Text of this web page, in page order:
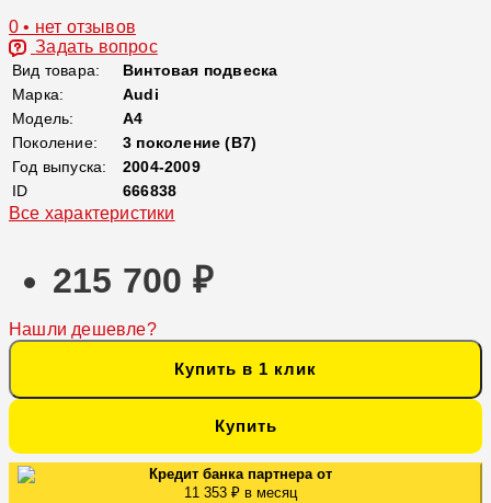
0 • нет отзывов
Задать вопрос
Вид товара:
Винтовая подвеска
Марка:
Audi
Модель:
A4
Поколение:
3 поколение (B7)
Год выпуска:
2004-2009
ID
666838
Все характеристики
215 700 ₽
Нашли дешевле?
Купить в 1 клик
Купить
Кредит банка партнера от
11 353 ₽ в месяц